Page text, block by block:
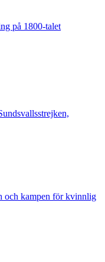
på 1800-talet
och kampen för kvinnlig